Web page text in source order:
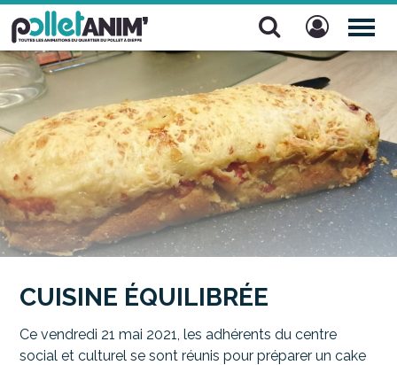
Pollet Anim'
CUISINE ÉQUILIBRÉE
Ce vendredi 21 mai 2021, les adhérents du centre
social et culturel se sont réunis pour préparer un cake